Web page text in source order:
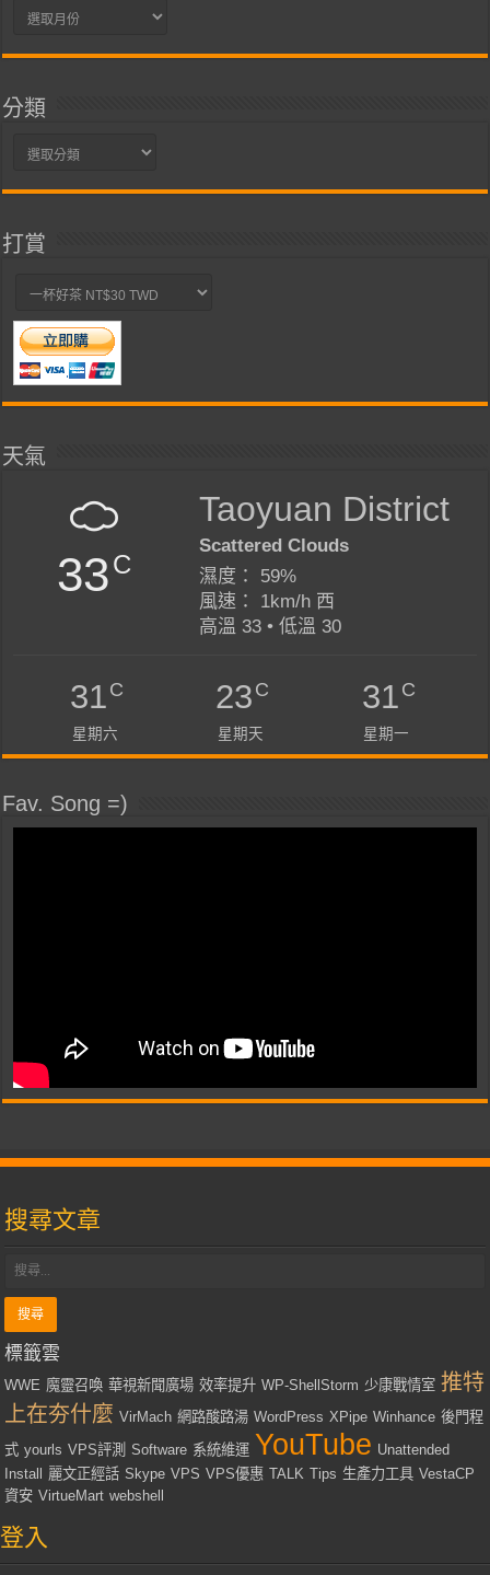
彙
分類
分
打賞
天氣
33C
Taoyuan District
Scattered Clouds
濕度： 59%
風速： 1km/h 西
高溫 33 • 低溫 30
31C
星期六
23C
星期天
31C
星期一
Fav. Song =)
搜尋文章
標籤雲
WWE 魔靈召喚 華視新聞廣場 效率提升 WP-ShellStorm 少康戰情室 推特
上在夯什麼 VirMach 網路酸路湯 WordPress XPipe Winhance 後門程
式 yourls VPS評測 Software 系統維運 YouTube Unattended
Install
麗文正經話 Skype VPS VPS優惠 TALK Tips 生產力工具 VestaCP
資安 VirtueMart webshell
登入